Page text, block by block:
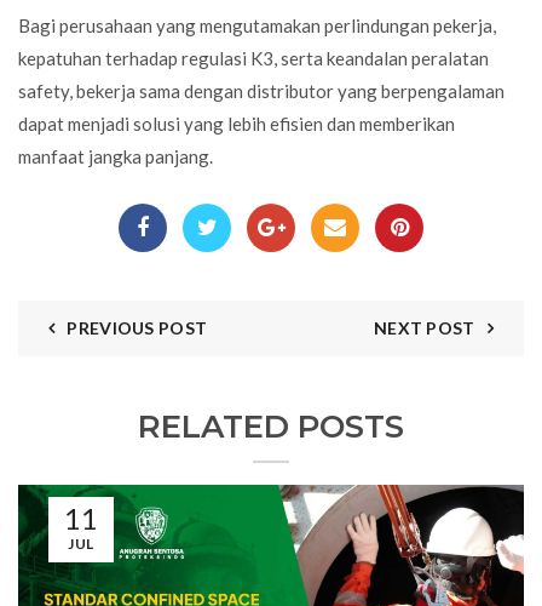
Bagi perusahaan yang mengutamakan perlindungan pekerja,
kepatuhan terhadap regulasi K3, serta keandalan peralatan
safety, bekerja sama dengan distributor yang berpengalaman
dapat menjadi solusi yang lebih efisien dan memberikan
manfaat jangka panjang.
PREVIOUS POST NEXT POST
RELATED POSTS
11
JUL